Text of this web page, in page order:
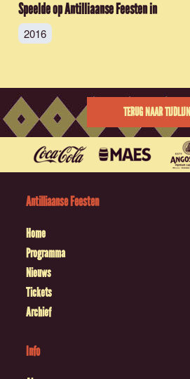
Speelde op Antilliaanse Feesten in
2016
TERUG NAAR TIJDLIJN
Antilliaanse Feesten
Home
Programma
Nieuws
Tickets
Archief
Info